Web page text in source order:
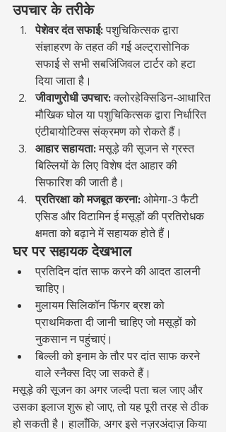
उपचार के तरीके
पेशेवर दंत सफाई: पशुचिकित्सक द्वारा
संज्ञाहरण के तहत की गई अल्ट्रासोनिक
सफाई से सभी सबजिंजिवल टार्टर को हटा
दिया जाता है।
जीवाणुरोधी उपचार: क्लोरहेक्सिडिन-आधारित
मौखिक घोल या पशुचिकित्सक द्वारा निर्धारित
एंटीबायोटिक्स संक्रमण को रोकते हैं।
आहार सहायता: मसूड़े की सूजन से ग्रस्त
बिल्लियों के लिए विशेष दंत आहार की
सिफारिश की जाती है।
प्रतिरक्षा को मजबूत करना: ओमेगा-3 फैटी
एसिड और विटामिन ई मसूड़ों की प्रतिरोधक
क्षमता को बढ़ाने में सहायक होते हैं।
घर पर सहायक देखभाल
प्रतिदिन दांत साफ करने की आदत डालनी
चाहिए।
मुलायम सिलिकॉन फिंगर ब्रश को
प्राथमिकता दी जानी चाहिए जो मसूड़ों को
नुकसान न पहुंचाएं।
बिल्ली को इनाम के तौर पर दांत साफ करने
वाले स्नैक्स दिए जा सकते हैं।
मसूड़े की सूजन का अगर जल्दी पता चल जाए और
उसका इलाज शुरू हो जाए, तो यह पूरी तरह से ठीक
हो सकती है। हालाँकि, अगर इसे नज़रअंदाज़ किया